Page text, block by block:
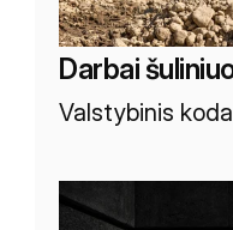
Darbai
Valstybinis